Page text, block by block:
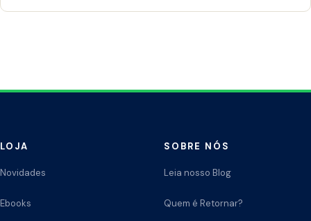
LOJA
Novidades
Ebooks
SOBRE NÓS
Leia nosso Blog
Quem é Retornar?